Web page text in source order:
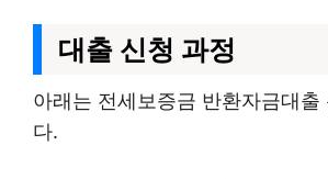
대출 신청 과정
아래는 전세보증금 반환자금대출
다.